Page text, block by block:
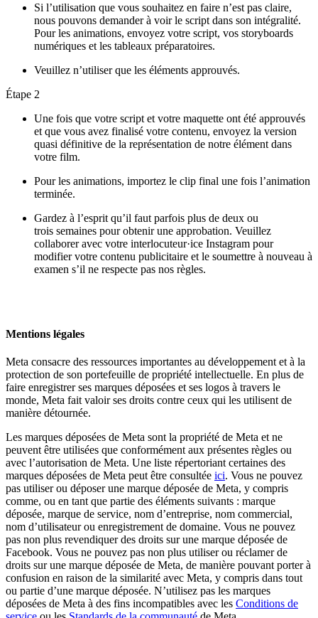
Si l’utilisation que vous souhaitez en faire n’est pas claire,
nous pouvons demander à voir le script dans son intégralité.
Pour les animations, envoyez votre script, vos storyboards
numériques et les tableaux préparatoires.
Veuillez n’utiliser que les éléments approuvés.
Étape 2
Une fois que votre script et votre maquette ont été approuvés
et que vous avez finalisé votre contenu, envoyez la version
quasi définitive de la représentation de notre élément dans
votre film.
Pour les animations, importez le clip final une fois l’animation
terminée.
Gardez à l’esprit qu’il faut parfois plus de deux ou
trois semaines pour obtenir une approbation. Veuillez
collaborer avec votre interlocuteur·ice Instagram pour
modifier votre contenu publicitaire et le soumettre à nouveau à
examen s’il ne respecte pas nos règles.
Mentions légales
Meta consacre des ressources importantes au développement et à la
protection de son portefeuille de propriété intellectuelle. En plus de
faire enregistrer ses marques déposées et ses logos à travers le
monde, Meta fait valoir ses droits contre ceux qui les utilisent de
manière détournée.
Les marques déposées de Meta sont la propriété de Meta et ne
peuvent être utilisées que conformément aux présentes règles ou
avec l’autorisation de Meta. Une liste répertoriant certaines des
marques déposées de Meta peut être consultée ici. Vous ne pouvez
pas utiliser ou déposer une marque déposée de Meta, y compris
comme, ou en tant que partie des éléments suivants : marque
déposée, marque de service, nom d’entreprise, nom commercial,
nom d’utilisateur ou enregistrement de domaine. Vous ne pouvez
pas non plus revendiquer des droits sur une marque déposée de
Facebook. Vous ne pouvez pas non plus utiliser ou réclamer de
droits sur une marque déposée de Meta, de manière pouvant porter à
confusion en raison de la similarité avec Meta, y compris dans tout
ou partie d’une marque déposée. N’utilisez pas les marques
déposées de Meta à des fins incompatibles avec les Conditions de